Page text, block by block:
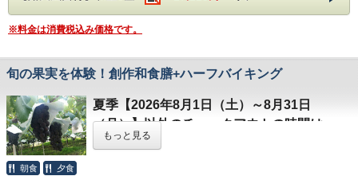
り、風情溢れる当館の魅力の1つとなりま
す。
アルカリ性のトロトロした湯が特徴で、クレ
湯となります。
この機会に、是非石和温泉で素敵な思い出を
作ってください。
大浴場の入り口手前には、浮舞台「三条夫
人」がございます。
見る角度により表情を変えるのが魅力とな
この機会に、石和温泉、甲府エリアを満喫してみてはいかが
でしょうか。
大浴場の入り口手前には、浮舞台「三条夫人」がございま
す。
見る角度により表情を変えるのが魅力となり、風情溢れる当
ノーマルシーズン（4・6・7・9月）
大人1,000円→500円、小人500円→250円
大人1,500円→750円、小人750円→370円
往復運行となります。すずらん群生地までは石和温泉より車
で40分となります。（公共交通機関はありませんのでご注
意ください）
※料金は消費税込み価格です。
旬の果実を体験！創作和食膳+ハーフバイキング
夏季【2026年8月1日（土）～8月31日
（月）】以外のチェックアウトの時間は
11:00です。
もっと見る
朝食 夕食